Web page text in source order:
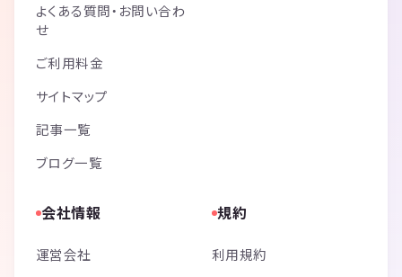
Q. 何人くらい参加しますか？
A. 少ない時は15人くらい多い時は40人くらいです♪
Q. 何歳から何歳まで参加できますか？
Q. スタンディング形式ですか？着席式ですか？
Q. しつこく営業する人、誘ってくる人が・・・
A. 必要がない時はきっぱりとお断りして結構です。クレームが複数出
Q. 会場は分かりやすいですか？
東京ミッドタウン日比谷、東京宝塚劇場、泰明小学校、東急プラザ銀座
よくある質問・お問い合わ
せ
ご利用料金
サイトマップ
記事一覧
ブログ一覧
会社情報
運営会社
規約
利用規約